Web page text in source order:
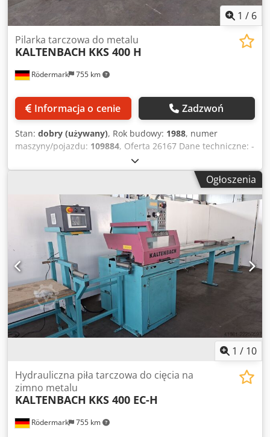
1 / 6
Rödermark 755 km
Pilarka tarczowa do metalu
KALTENBACH KKS 400 H
Informacja o cenie Zadzwoń
Stan: dobry (używany), Rok budowy: 1988, numer
maszyny/pojazdu: 109884, Oferta 26167 Dane techniczne: -
Średnica tarczy tnącej: do 400 mm - Zakres cięcia przy 90°:
- Okrągłe: 130 mm Cedpjzibmbefx Afpsrf - Kwadratowe:
120 mm - Prostokątne: 300 x 40 mm lub 240 x 85 mm -
Zakres cięcia przy 45°: - Okrągłe: 130 mm - Kwadratowe:
110 mm - Prostokątne: 245 x 40 mm - Kąt ukosu
regulowany lewo + prawo: każdy 0–90° - 2 prędkości cięcia:
13 + 26 m/min - Napęd: 400 V / 1,2 / 1,8 kW - Prędkość
posuwu tarczy piły bezstopniowo regulowana
hydraulicznie - Pionowy docisk materiału metalowego -
Chłodziarka - Zapotrzebowanie na miejsce ok.: szer. 800 x
wys. 1850 x gł. 1100 mm - Waga ok.: 850 kg - Podajnik –
rolkowy z półką odkładczą: 4000 mm - Odbiór – rolkowy z
ogranicznikiem długości: 4000 mm
Ogłoszenia
1 / 10
Rödermark 755 km
Hydrauliczna piła tarczowa do cięcia na
zimno metalu
KALTENBACH KKS 400 EC-H